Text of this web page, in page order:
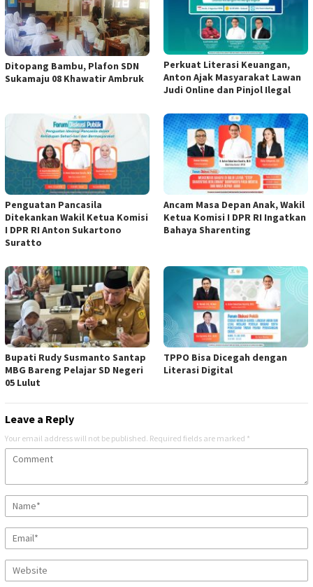
Ditopang Bambu, Plafon SDN
Sukamaju 08 Khawatir Ambruk
Perkuat Literasi Keuangan,
Anton Ajak Masyarakat Lawan
Judi Online dan Pinjol Ilegal
Penguatan Pancasila
Ditekankan Wakil Ketua Komisi
I DPR RI Anton Sukartono
Suratto
Ancam Masa Depan Anak, Wakil
Ketua Komisi I DPR RI Ingatkan
Bahaya Sharenting
Bupati Rudy Susmanto Santap
MBG Bareng Pelajar SD Negeri
05 Lulut
TPPO Bisa Dicegah dengan
Literasi Digital
Leave a Reply
Your email address will not be published. Required fields are marked *